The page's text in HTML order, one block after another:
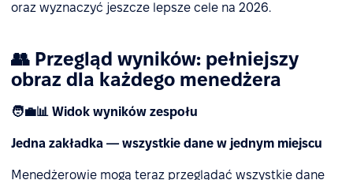
oraz wyznaczyć jeszcze lepsze cele na 2026.
👥 Przegląd wyników: pełniejszy
obraz dla każdego menedżera
🧑‍💼📊 Widok wyników zespołu
Jedna zakładka — wszystkie dane w jednym miejscu
Menedżerowie mogą teraz przeglądać wszystkie dane